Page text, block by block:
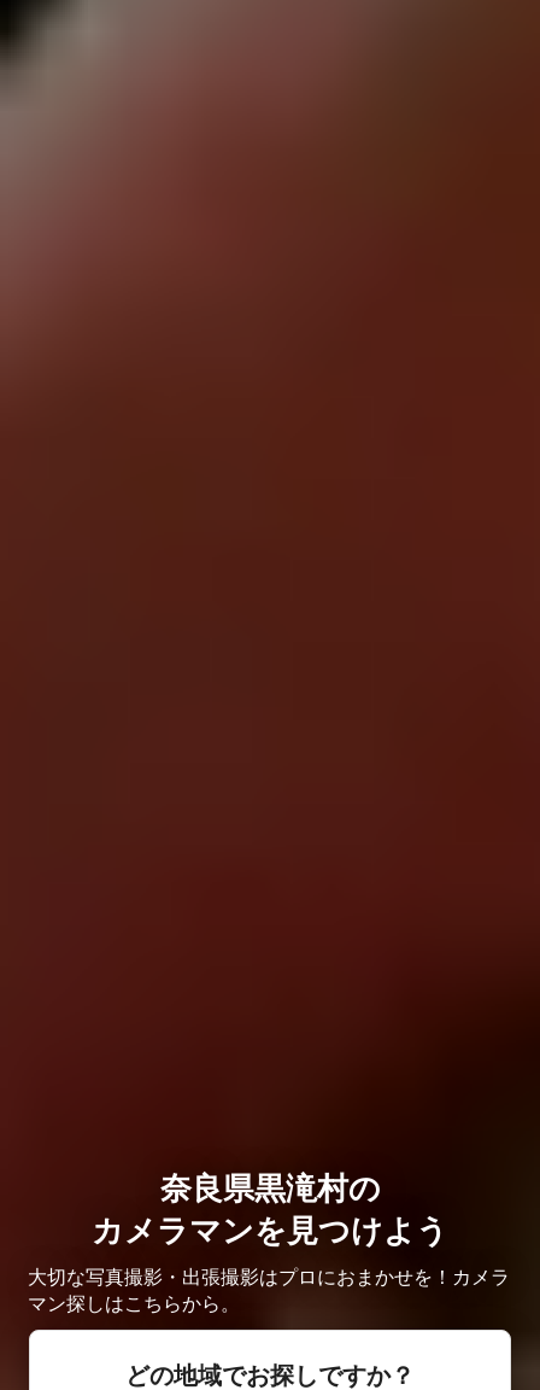
奈良県黒滝村の
カメラマンを見つけよう
大切な写真撮影・出張撮影はプロにおまかせを！カメラ
マン探しはこちらから。
どの地域でお探しですか？